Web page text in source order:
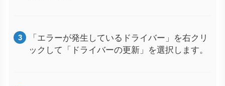
「エラーが発生しているドライバー」を右クリ
ックして「ドライバーの更新」を選択します。